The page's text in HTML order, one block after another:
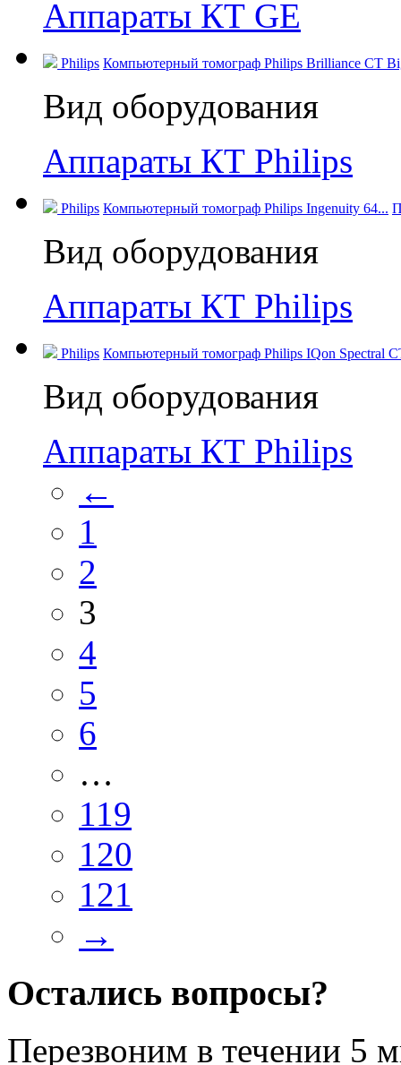
Аппараты КТ GE
Philips Компьютерный томограф Philips Brilliance CT
Вид оборудования
Аппараты КТ Philips
Philips Компьютерный томограф Philips Ingenuity 64...
Вид оборудования
Аппараты КТ Philips
Philips Компьютерный томограф Philips IQon Spectral
Вид оборудования
Аппараты КТ Philips
←
1
2
3
4
5
6
…
119
120
121
→
Остались вопросы?
Перезвоним в течении 5